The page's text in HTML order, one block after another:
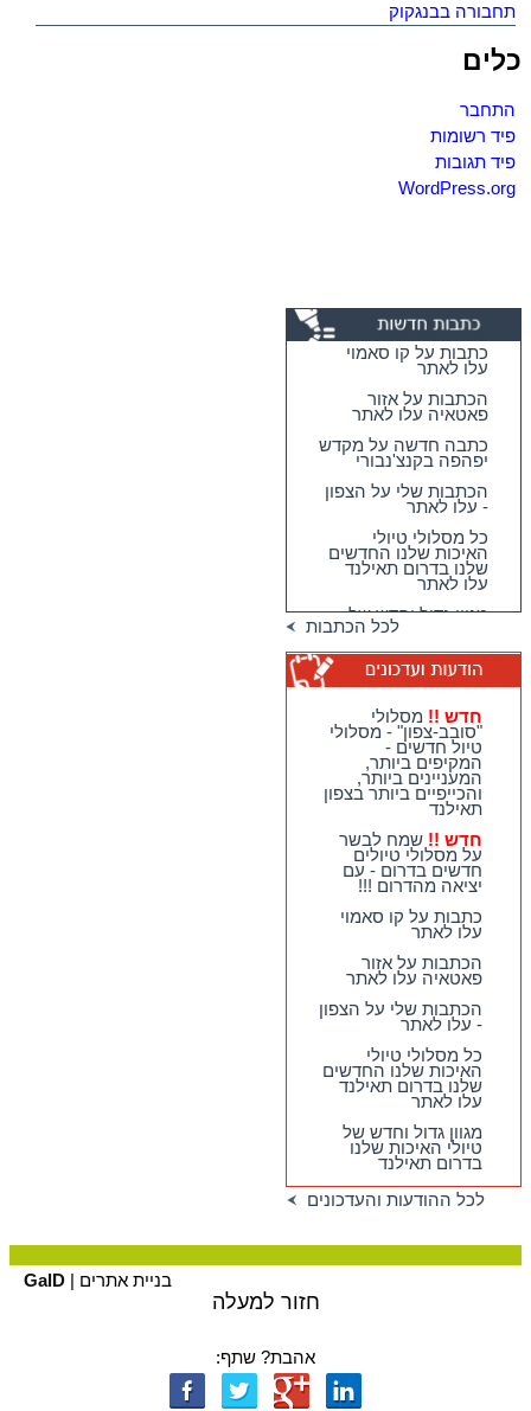
תחבורה בבנגקוק
כלים
התחבר
פיד רשומות
פיד תגובות
WordPress.org
כתבות על קו סאמוי
עלו לאתר
פאטאיה עלו לאתר
יפהפה בקנצ'נבורי
הכתבות שלי על הצפון
- עלו לאתר
האיכות שלנו החדשים
שלנו בדרום תאילנד
עלו לאתר
טיולי האיכות שלנו
בדרום תאילנד
טיולי יום מהואה הין -
מבחר גדול של
מסלולים כייפיים
וחווייתיים לנופשים
בהואה הין !!
חדש !! מסלולי
"סובב-צפון" - מסלולי
טיול חדשים - המקיפים
ביותר, המעניינים
ביותר, והכייפיים ביותר
בצפון תאילנד
חדש !!שמח לבשר על
מסלולי טיולים חדשים
בדרום - עם יציאה
מהדרום !!!
כתבות על קו סאמוי
לכל הכתבות
חדש !! מסלולי
"סובב-צפון" - מסלולי
טיול חדשים -
המקיפים ביותר,
המעניינים ביותר,
והכייפיים ביותר בצפון
תאילנד
חדש !! שמח לבשר
על מסלולי טיולים
חדשים בדרום - עם
יציאה מהדרום !!!
כתבות על קו סאמוי
עלו לאתר
הכתבות על אזור
פאטאיה עלו לאתר
הכתבות שלי על הצפון
- עלו לאתר
כל מסלולי טיולי
האיכות שלנו החדשים
שלנו בדרום תאילנד
עלו לאתר
מגוון גדול וחדש של
טיולי האיכות שלנו
בדרום תאילנד
לכל ההודעות והעדכונים
בניית אתרים | GalD
חזור למעלה
אהבת? שתף: